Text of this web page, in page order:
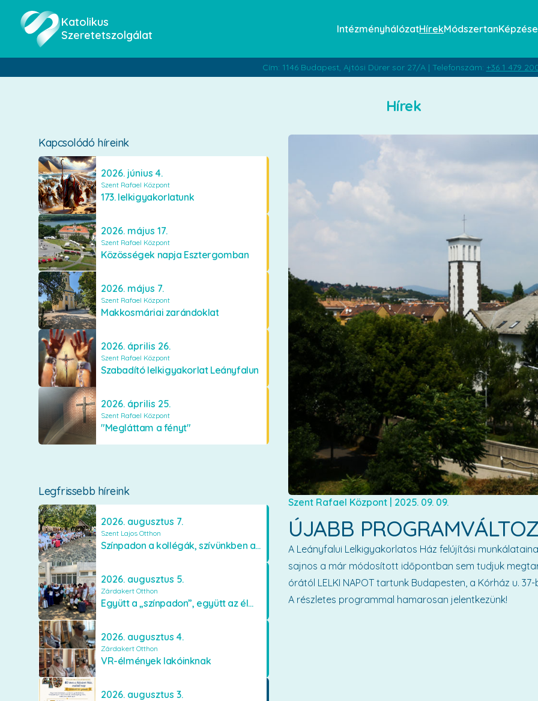
Katolikus
Szeretetszolgálat
IntézményhálózatHírekMódszertan
Cím: 1146 Budapest, Ajtósi Dürer sor 27/A | Telefonszám: +36 1 479
Hírek
Kapcsolódó híreink
2026. június 4.
Szent Rafael Központ
173. lelkigyakorlatunk
2026. május 17.
Szent Rafael Központ
Közösségek napja Esztergomban
2026. május 7.
Szent Rafael Központ
Makkosmáriai zarándoklat
2026. április 26.
Szent Rafael Központ
Szabadító lelkigyakorlat Leányfalun
2026. április 25.
Szent Rafael Központ
"Megláttam a fényt"
Legfrissebb híreink
2026. augusztus 7.
Szent Lajos Otthon
Színpadon a kollégák, szívünkben a lakók
2026. augusztus 5.
Zárdakert Otthon
Együtt a „színpadon”, együtt az élményekért 🎭✨
2026. augusztus 4.
Zárdakert Otthon
VR-élmények lakóinknak
2026. augusztus 3.
Szent Rafael Központ | 2025. 09. 09.
ÚJABB
A Leányfalui Lelkigyakorlatos Ház felújítási
sajnos a már módosított időpontban sem tudjuk
órától LELKI NAPOT tartunk Budapesten, a Kórház u.
A részletes programmal hamarosan jelentkezünk!